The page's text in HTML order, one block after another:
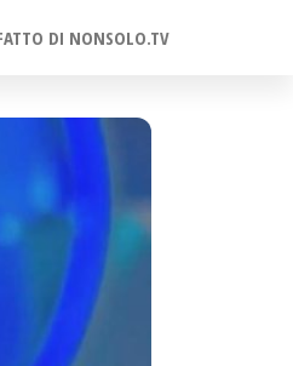
DI NONSOLO.TV